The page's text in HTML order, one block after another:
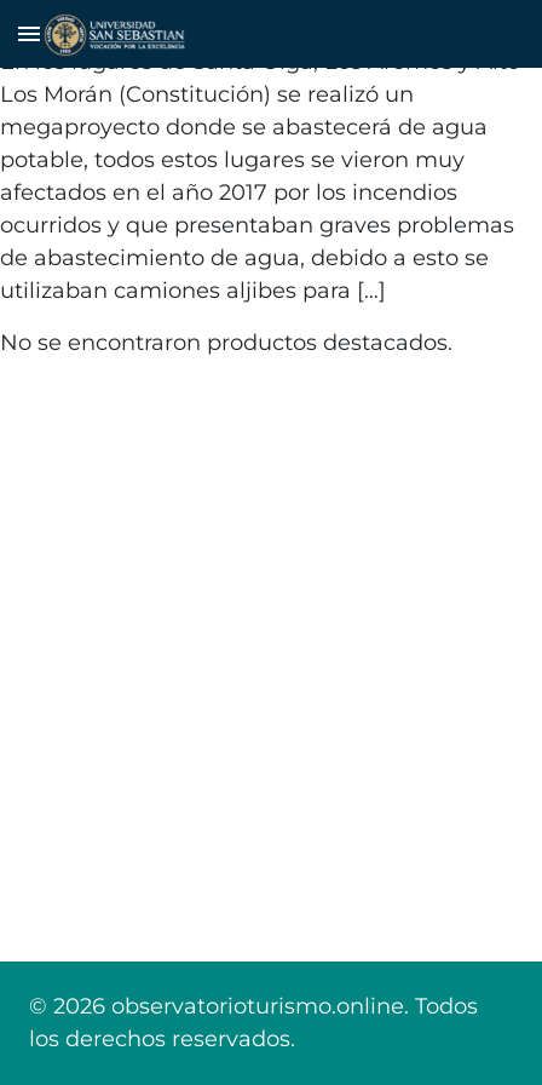
menu
Disponibilidad de agua potable
En los lugares de Santa Olga, Los Aromos y Alto
Los Morán (Constitución) se realizó un
megaproyecto donde se abastecerá de agua
potable, todos estos lugares se vieron muy
afectados en el año 2017 por los incendios
ocurridos y que presentaban graves problemas
de abastecimiento de agua, debido a esto se
utilizaban camiones aljibes para […]
No se encontraron productos destacados.
© 2026 observatorioturismo.online. Todos
los derechos reservados.